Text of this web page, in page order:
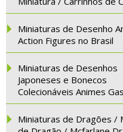
Miniaturas de Desenho
Action Figures no Brasil
Miniaturas de Desenhos
Japoneses e Bonecos
Colecionáveis Animes
Miniaturas de Dragões /